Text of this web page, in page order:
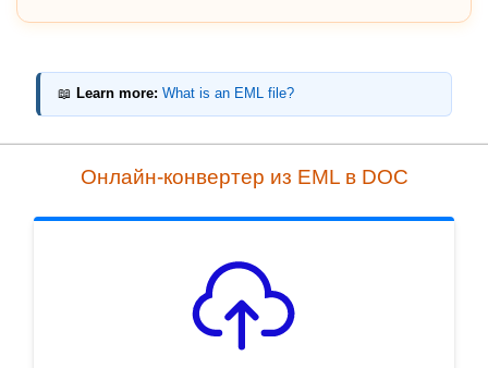
📖 Learn more: What is an EML file?
Онлайн-конвертер из EML в DOC